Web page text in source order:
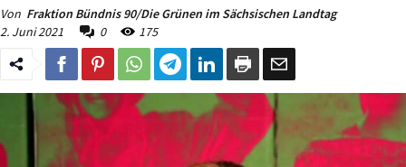
Von Fraktion Bündnis 90/Die Grünen im Sächsischen Landtag
2. Juni 2021
0 175